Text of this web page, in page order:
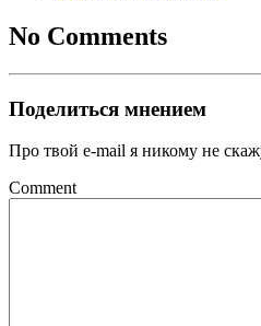
No Comments
Поделиться мнением
Про твой e-mail я никому не
Comment